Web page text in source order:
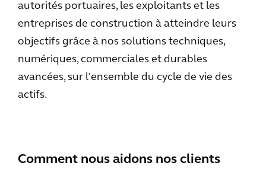
autorités portuaires, les exploitants et les
entreprises de construction à atteindre leurs
objectifs grâce à nos solutions techniques,
numériques, commerciales et durables
avancées, sur l'ensemble du cycle de vie des
actifs.
Comment nous aidons nos clients